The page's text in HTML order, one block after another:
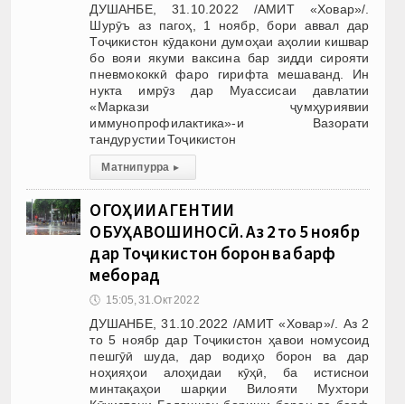
ДУШАНБЕ, 31.10.2022 /АМИТ «Ховар»/.
Шурӯъ аз пагоҳ, 1 ноябр, бори аввал дар
Тоҷикистон кӯдакони думоҳаи аҳолии кишвар
бо вояи якуми ваксина бар зидди сирояти
пневмококкӣ фаро гирифта мешаванд. Ин
нукта имрӯз дар Муассисаи давлатии
«Маркази ҷумҳуриявии
иммунопрофилактика»-и Вазорати
тандурустии Тоҷикистон
Матни пурра ▸
ОГОҲИИ АГЕНТИИ
ОБУҲАВОШИНОСӢ. Аз 2 то 5 ноябр
дар Тоҷикистон борон ва барф
меборад
🕔 15:05, 31.Окт 2022
ДУШАНБЕ, 31.10.2022 /АМИТ «Ховар»/. Аз 2
то 5 ноябр дар Тоҷикистон ҳавои номусоид
пешгӯӣ шуда, дар водиҳо борон ва дар
ноҳияҳои алоҳидаи кӯҳӣ, ба истиснои
минтақаҳои шарқии Вилояти Мухтори